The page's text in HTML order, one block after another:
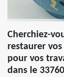
Cherchiez-
restaurer vos
pour vos
dans le